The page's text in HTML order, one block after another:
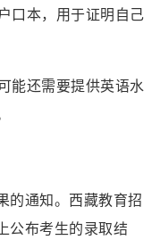
口本，用于证明自己
能还需要提供英语水
的通知。西藏教育招
公布考生的录取结